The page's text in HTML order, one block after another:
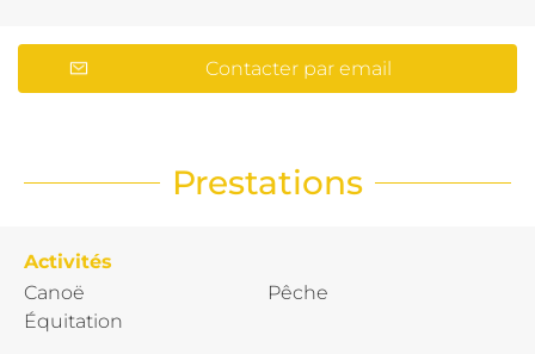
Contacter par email
Prestations
Activités
Canoë
Équitation
Pêche